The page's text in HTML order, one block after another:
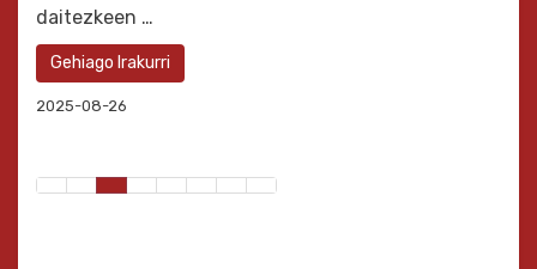
daitezkeen …
Gehiago Irakurri
2025-08-26